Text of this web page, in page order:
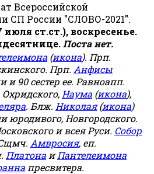
Всероссийской
СП России "СЛОВО-2021".
июля ст.ст.), воскресенье.
Поста нет.
(икона). Прп.
Прп. Анфисы
и 90 сестер ее. Равноапп.
Охридского, Наума (икона),
. Блж. Николая(икона)
юродивого, Новгородского.
и всея Руси. Собор
Амвросия, еп.
Платона иПантелеимона
пресвитера.